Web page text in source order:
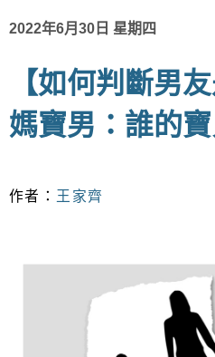
2022年6月30日 星期四
【如何判斷男
媽寶男：誰的
作者： 王家齊